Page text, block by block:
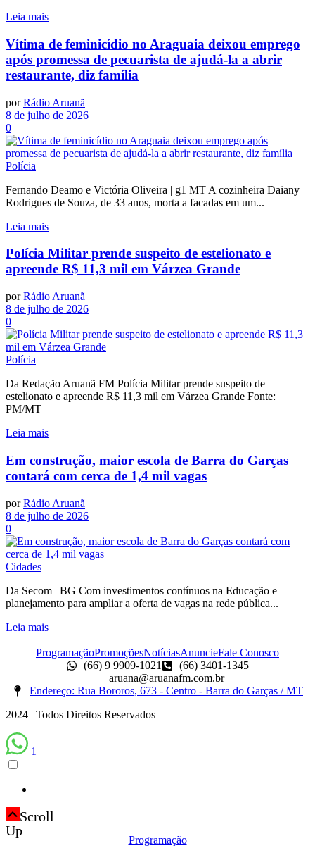
Leia mais
Vítima de feminicídio no Araguaia deixou emprego
após promessa de pecuarista de ajudá-la a abrir
restaurante, diz família
por Rádio Aruanã
8 de julho de 2026
0
Polícia
Fernando Deamo e Victória Oliveira | g1 MT A cozinheira Daiany
Rodrigues de Souza, de 33 anos, morta a facadas em um...
Leia mais
Polícia Militar prende suspeito de estelionato e
apreende R$ 11,3 mil em Várzea Grande
por Rádio Aruanã
8 de julho de 2026
0
Polícia
Da Redação Aruanã FM Polícia Militar prende suspeito de
estelionato e apreende R$ 11,3 mil em Várzea Grande Fonte:
PM/MT
Leia mais
Em construção, maior escola de Barra do Garças
contará com cerca de 1,4 mil vagas
por Rádio Aruanã
8 de julho de 2026
0
Cidades
Da Secom | BG Com investimentos contínuos na Educação e
planejamento para ampliar a oferta de vagas na rede pública...
Leia mais
ProgramaçãoPromoçõesNotíciasAnuncieFale Conosco
(66) 9 9909-1021
(66) 3401-1345
aruana@aruanafm.com.br
Endereço: Rua Bororos, 673 - Centro - Barra do Garças / MT
2024 | Todos Direitos Reservados
1
Scroll
Up
Programação